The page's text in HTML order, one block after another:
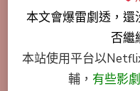
本文會爆雷劇透 ，
否繼
本站使用平台以
輔， 有些影